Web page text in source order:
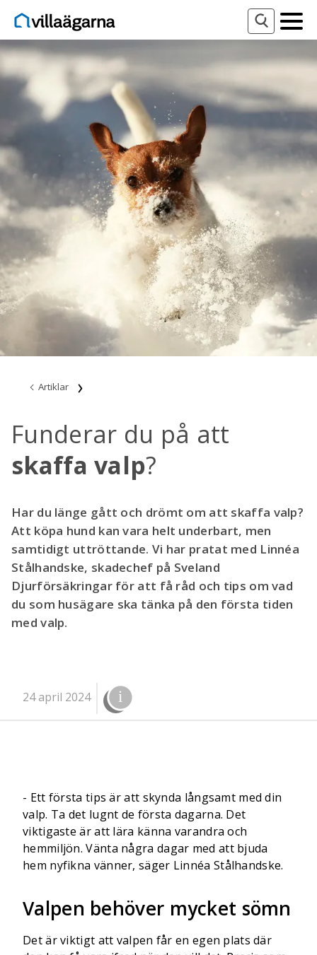
Artiklar
Funderar du på att
skaffa valp?
Har du länge gått och drömt om att skaffa valp?
Att köpa hund kan vara helt underbart, men
samtidigt uttröttande. Vi har pratat med Linnéa
Stålhandske, skadechef på Sveland
Djurförsäkringar för att få råd och tips om vad
du som husägare ska tänka på den första tiden
med valp.
24 april 2024
- Ett första tips är att skynda långsamt med din
valp. Ta det lugnt de första dagarna. Det
viktigaste är att lära känna varandra och
hemmiljön. Vänta några dagar med att bjuda
hem nyfikna vänner, säger Linnéa Stålhandske.
Valpen behöver mycket sömn
Det är viktigt att valpen får en egen plats där